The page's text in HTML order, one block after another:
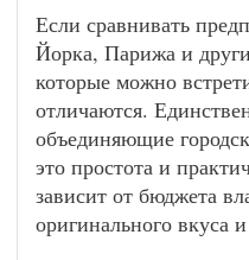
Если сравнивать
Йорка, Парижа и
которые можно
отличаются.
объединяющие
это простота и
зависит от бюджета
оригинального вкуса